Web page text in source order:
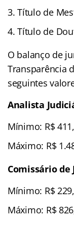
Título de
Título de
O balanço de
Transparência
seguintes
Analista
Mínimo: R$
Máximo: R$
Comissário
Mínimo: R$
Máximo: R$